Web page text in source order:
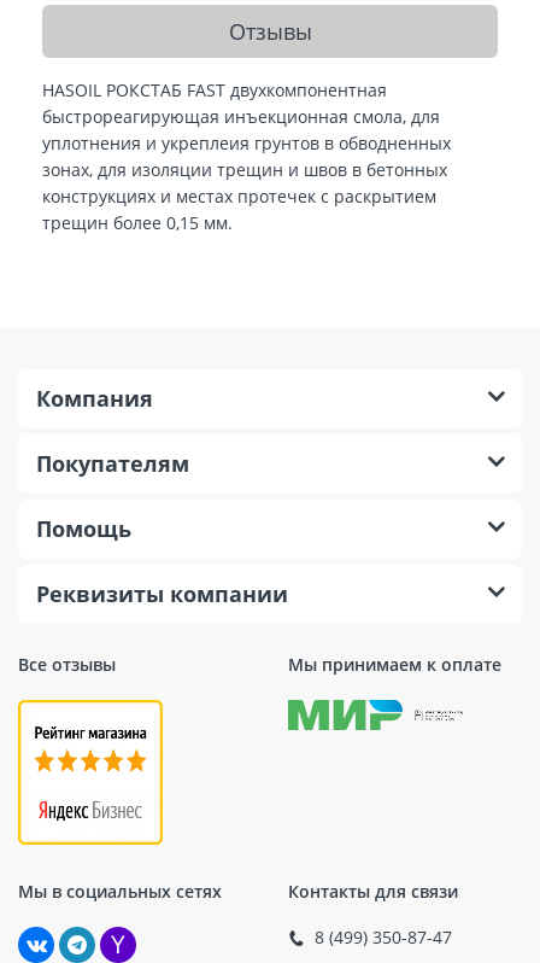
Отзывы
HASOIL РОКСТАБ FAST двухкомпонентная
быстрореагирующая инъекционная смола, для
уплотнения и укреплеия грунтов в обводненных
зонах, для изоляции трещин и швов в бетонных
конструкциях и местах протечек с раскрытием
трещин более 0,15 мм.
Все отзывы Мы принимаем к оплате
Мы в социальных сетях Контакты для связи
8 (499) 350-87-47
Компания
Покупателям
Помощь
Реквизиты компании